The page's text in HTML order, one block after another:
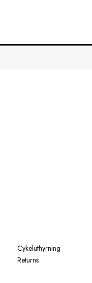
Cykeluthyrning
Returns